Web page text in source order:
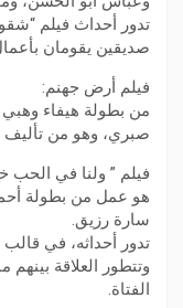
تدور أحداث فيلم
صديقين يقومان
فيلم أرض جهنم:
من بطولة هيفاء وهبي
صبري، وهو من
فيلم ” ولنا في الحب
هو عمل من بطولة
سارة رزيق.
تدور أحداثه، في
وتتطور العلاقة
الفتاة.